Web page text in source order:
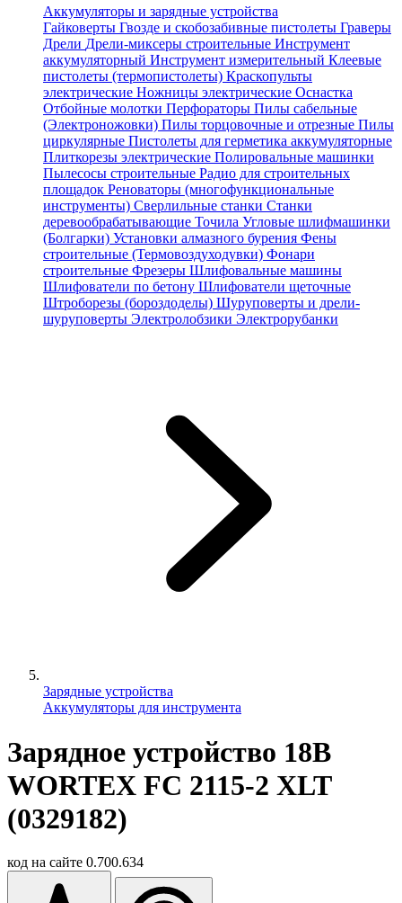
Аккумуляторы и зарядные устройства
Гайковерты Гвозде и скобозабивные пистолеты Граверы
Дрели Дрели-миксеры строительные Инструмент
аккумуляторный Инструмент измерительный Клеевые
пистолеты (термопистолеты) Краскопульты
электрические Ножницы электрические Оснастка
Отбойные молотки Перфораторы Пилы сабельные
(Электроножовки) Пилы торцовочные и отрезные Пилы
циркулярные Пистолеты для герметика аккумуляторные
Плиткорезы электрические Полировальные машинки
Пылесосы строительные Радио для строительных
площадок Реноваторы (многофункциональные
инструменты) Сверлильные станки Станки
деревообрабатывающие Точила Угловые шлифмашинки
(Болгарки) Установки алмазного бурения Фены
строительные (Термовоздуходувки) Фонари
строительные Фрезеры Шлифовальные машины
Шлифователи по бетону Шлифователи щеточные
Штроборезы (бороздоделы) Шуруповерты и дрели-
шуруповерты Электролобзики Электрорубанки
Зарядные устройства
Аккумуляторы для инструмента
Зарядное устройство 18В
WORTEX FC 2115-2 XLT
(0329182)
код на сайте 0.700.634